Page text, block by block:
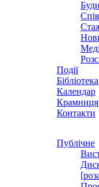
Події
Бібліотека
Календар
Крамниця
Контакти
Публічне